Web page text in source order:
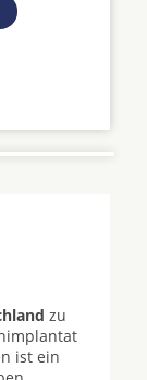
zu
ist ein